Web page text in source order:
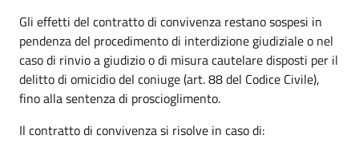
Gli effetti del contratto di convivenza restano sospesi in
pendenza del procedimento di interdizione giudiziale o nel
caso di rinvio a giudizio o di misura cautelare disposti per il
delitto di omicidio del coniuge (art. 88 del Codice Civile),
fino alla sentenza di proscioglimento.
Il contratto di convivenza si risolve in caso di: